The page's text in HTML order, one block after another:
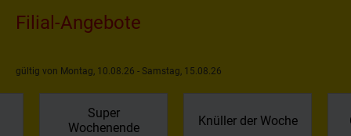
Filial-Angebote
gültig von Montag, 10.08.26 - Samstag, 15.08.26
Super
Wochenende
Knüller der Woche